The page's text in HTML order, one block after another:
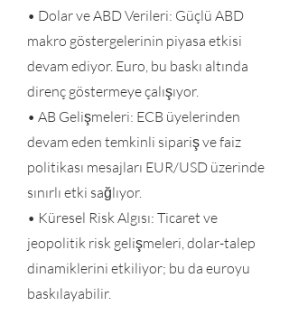
• Dolar ve ABD Verileri: Güçlü ABD
makro göstergelerinin piyasa etkisi
devam ediyor. Euro, bu baskı altında
direnç göstermeye çalışıyor.
• AB Gelişmeleri: ECB üyelerinden
devam eden temkinli sipariş ve faiz
politikası mesajları EUR/USD üzerinde
sınırlı etki sağlıyor.
• Küresel Risk Algısı: Ticaret ve
jeopolitik risk gelişmeleri, dolar-talep
dinamiklerini etkiliyor; bu da euroyu
baskılayabilir.